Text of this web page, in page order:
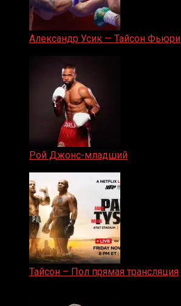
Александр Усик — Тайсон Фьюри
Рой Джонс-младший
Тайсон – Пол прямая трансляция